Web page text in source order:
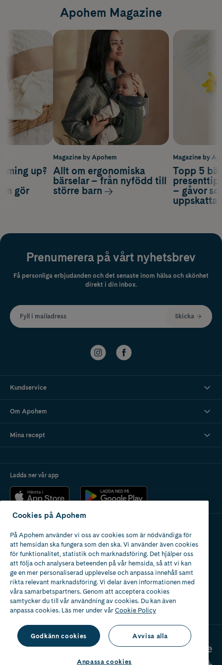
Apohem Magazine
Magazine by
Topp 5
– gåvor
up?
gör
Magazine by Apohem
Allt om ergonomiska
bärselar – från nyfödd till
större barn
Prenumerera på vårt nyhetsbrev
Få personliga erbjudanden och det senaste inom hälsa och skönhet
direkt i din inbox.
Fyll i mailadress Skicka
Kundservice
Om Apohem
Mina recept
Ladda ner vår app
Apotek med tillstånd
av Läkemedelsverket
Cookies på Apohem
På Apohem använder vi oss av cookies som är nödvändiga för
att hemsidan ska fungera som den ska. Vi använder även cookies
för funktionalitet, statistik och marknadsföring. Det hjälper oss
att följa och analysera beteenden på vår hemsida, så att vi kan
ge en mer personaliserad upplevelse och anpassa innehåll samt
rikta relevant marknadsföring. Vi delar även informationen med
våra samarbetspartners. Genom att acceptera cookies
samtycker du till vår användning av cookies. Du kan även
anpassa cookies. Läs mer under vårCookie Policy
Godkänn cookies Avvisa alla
Anpassa cookies